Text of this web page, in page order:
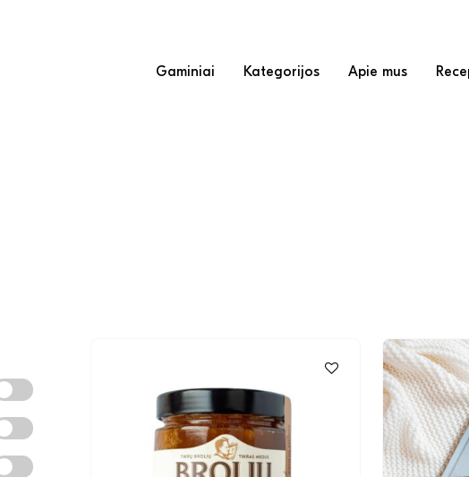
Gaminiai Kategorijos Apie mus